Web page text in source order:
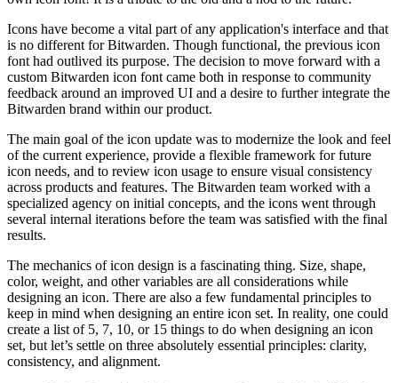
Icons have become a vital part of any application's interface and that
is no different for Bitwarden. Though functional, the previous icon
font had outlived its purpose. The decision to move forward with a
custom Bitwarden icon font came both in response to community
feedback around an improved UI and a desire to further integrate the
Bitwarden brand within our product.
The main goal of the icon update was to modernize the look and feel
of the current experience, provide a flexible framework for future
icon needs, and to review icon usage to ensure visual consistency
across products and features. The Bitwarden team worked with a
specialized agency on initial concepts, and the icons went through
several internal iterations before the team was satisfied with the final
results.
The mechanics of icon design is a fascinating thing. Size, shape,
color, weight, and other variables are all considerations while
designing an icon. There are also a few fundamental principles to
keep in mind when designing an entire icon set. In reality, one could
create a list of 5, 7, 10, or 15 things to do when designing an icon
set, but let’s settle on three absolutely essential principles: clarity,
consistency, and alignment.